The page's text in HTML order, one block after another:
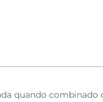
quando combinado